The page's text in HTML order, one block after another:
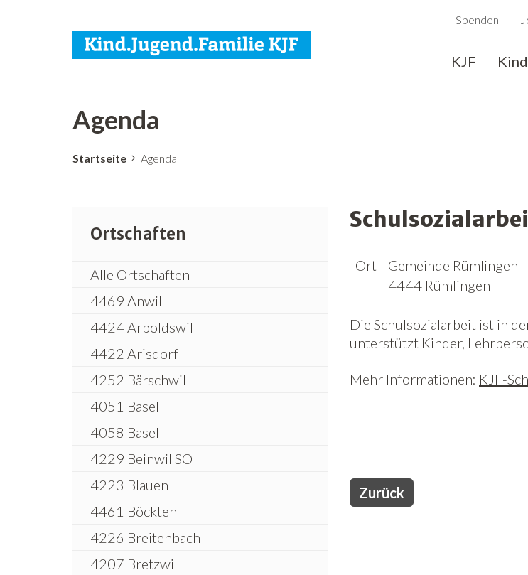
Spenden
KJF Kind
Agenda
Startseite Agenda
Ortschaften
Alle Ortschaften
4469 Anwil
4424 Arboldswil
4422 Arisdorf
4252 Bärschwil
4051 Basel
4058 Basel
4229 Beinwil SO
4223 Blauen
4461 Böckten
4226 Breitenbach
4207 Bretzwil
Ort
Gemeinde Rümlingen
4444 Rümlingen
Die Schulsozialarbeit ist in
unterstützt Kinder,
Mehr Informationen: KJF-
Zurück